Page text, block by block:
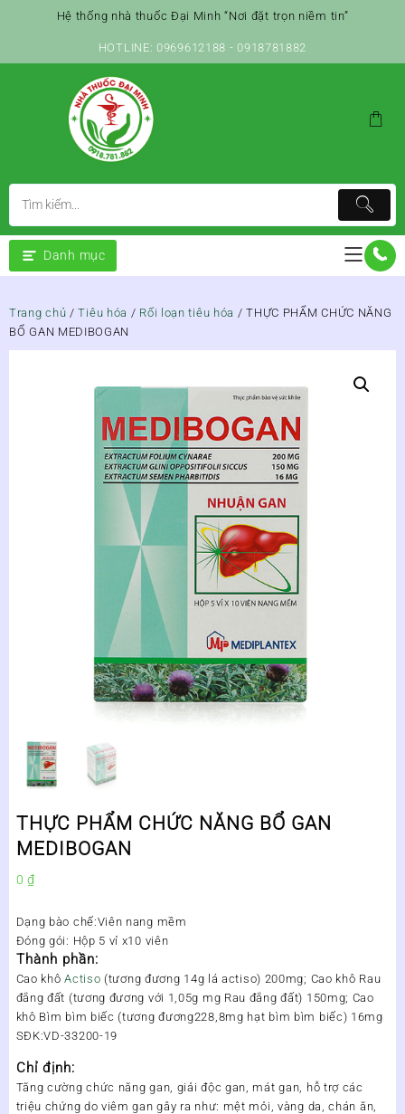
Hệ thống nhà thuốc Đại Minh “Nơi đặt trọn niềm tin”
HOTLINE: 0969612188 - 0918781882
Danh mục
Trang chủ /Tiêu hóa / Rối loạn tiêu hóa / THỰC PHẨM CHỨC NĂNG
BỔ GAN MEDIBOGAN
THỰC PHẨM CHỨC NĂNG BỔ GAN
MEDIBOGAN
0 ₫
Dạng bào chế:Viên nang mềm
Đóng gói: Hộp 5 vỉ x10 viên
Thành phần:
Cao khôActiso (tương đương 14g lá actiso) 200mg; Cao khô Rau
đắng đất (tương đương với 1,05g mg Rau đắng đất) 150mg; Cao
khô Bìm bìm biếc (tương đương228,8mg hạt bìm bìm biếc) 16mg
SĐK:VD-33200-19
Chỉ định:
Tăng cường chức năng gan, giải độc gan, mát gan, hỗ trợ các
triệu chứng do viêm gan gây ra như: mệt mỏi, vàng da, chán ăn,